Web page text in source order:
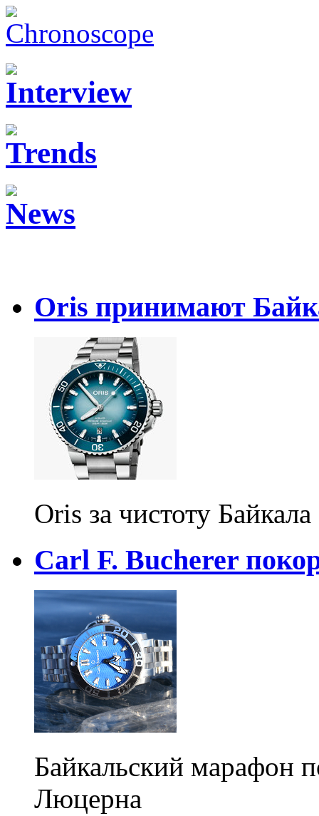
Oris принимают
Oris за чистоту Байкала
Carl F. Bucherer
Байкальский марафон
Люцерна